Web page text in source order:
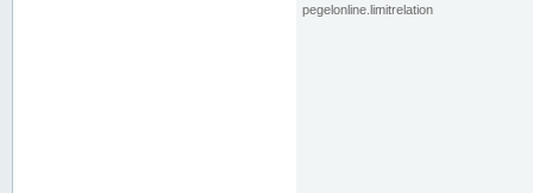
pegelonline.limitrelation